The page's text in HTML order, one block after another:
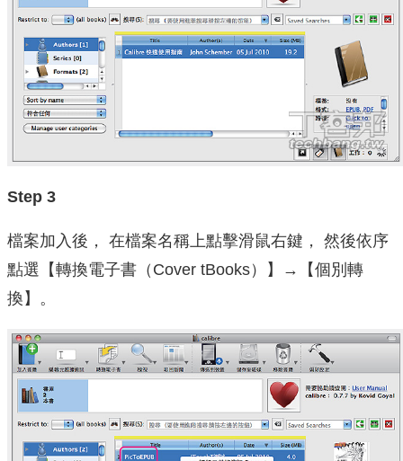
Step 3
檔案加入後， 在檔案名稱上點擊滑鼠右鍵， 然後依序
點選【轉換電子書（Cover tBooks）】→【個別轉
換】。